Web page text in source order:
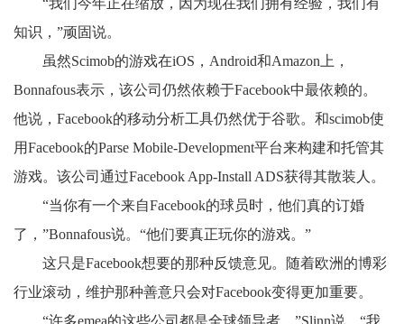
“我们今年正在缩放，因为现在我们拥有经验，我们有
知识，”顽固说。
虽然Scimob的游戏在iOS，Android和Amazon上，
Bonnafous表示，该公司仍然依赖于Facebook中最依赖的。
他说，Facebook的移动分析工具仍然优于谷歌。和scimob使
用Facebook的Parse Mobile-Development平台来构建和托管其
游戏。该公司通过Facebook App-Install ADS获得其散装人。
“当你有一个来自Facebook的球员时，他们真的订婚
了，”Bonnafous说。“他们要真正玩你的游戏。”
这只是Facebook想要的那种反馈意见。随着欧洲的博彩
行业滚动，维护那种善意只会对Facebook变得更加重要。
“许多emea的这些公司都是全球领导者，”Slinn说。“我